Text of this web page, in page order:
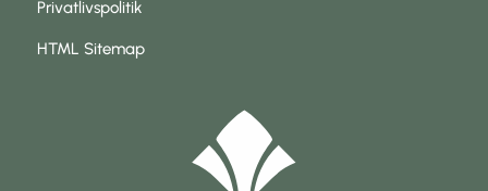
Privatlivspolitik
HTML Sitemap